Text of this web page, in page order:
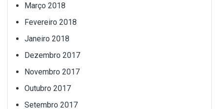
Março 2018
Fevereiro 2018
Janeiro 2018
Dezembro 2017
Novembro 2017
Outubro 2017
Setembro 2017